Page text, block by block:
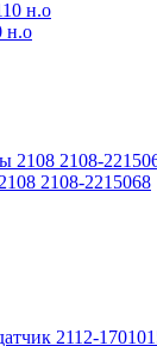
н.о
2108-2215068